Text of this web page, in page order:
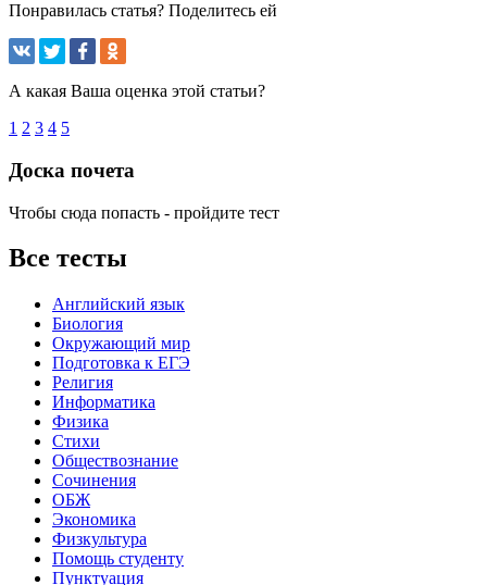
Понравилась статья? Поделитесь ей
А какая Ваша оценка этой статьи?
1 2 3 4 5
Доска почета
Чтобы сюда попасть - пройдите тест
Все тесты
Английский язык
Биология
Окружающий мир
Подготовка к ЕГЭ
Религия
Информатика
Физика
Стихи
Обществознание
Сочинения
ОБЖ
Экономика
Физкультура
Помощь студенту
Пунктуация